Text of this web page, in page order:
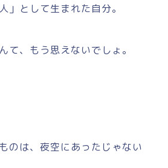
」として生まれた自分。
て、もう思えないでしょ。
のは、夜空にあったじゃない